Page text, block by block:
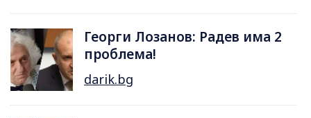
Георги Лозанов: Радев има 2
проблема!
darik.bg